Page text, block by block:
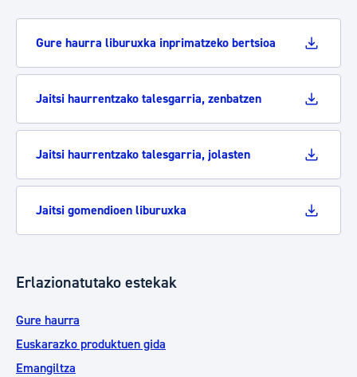
Gure haurra liburuxka inprimatzeko bertsioa
Jaitsi haurrentzako talesgarria, zenbatzen
Jaitsi haurrentzako talesgarria, jolasten
Jaitsi gomendioen liburuxka
Erlazionatutako estekak
Gure haurra
Euskarazko produktuen gida
Emangiltza